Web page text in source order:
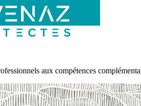
aux compétences